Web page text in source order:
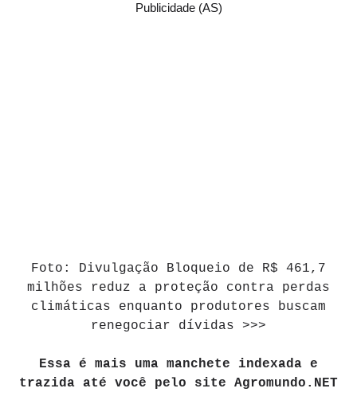
Publicidade (AS)
Foto: Divulgação Bloqueio de R$ 461,7
milhões reduz a proteção contra perdas
climáticas enquanto produtores buscam
renegociar dívidas >>>
Essa é mais uma manchete indexada e
trazida até você pelo site Agromundo.NET